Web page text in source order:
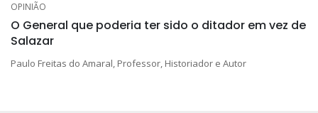
OPINIÃO
O General que poderia ter sido o ditador em vez de
Salazar
Paulo Freitas do Amaral, Professor, Historiador e Autor